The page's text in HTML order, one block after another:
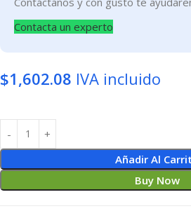
Contacta un experto
$1,602.08 IVA incluido
Añadir Al
Buy Now